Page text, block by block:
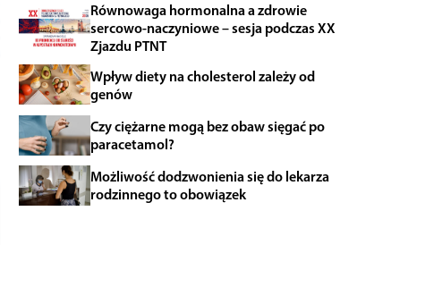
Równowaga hormonalna a zdrowie
sercowo-naczyniowe – sesja podczas XX
Zjazdu PTNT
Wpływ diety na cholesterol zależy od
genów
Czy ciężarne mogą bez obaw sięgać po
paracetamol?
Możliwość dodzwonienia się do lekarza
rodzinnego to obowiązek